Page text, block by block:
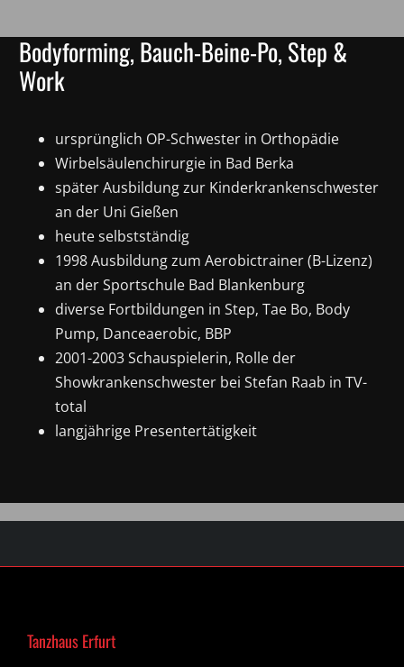
Bodyforming, Bauch-Beine-Po, Step &
Work
ursprünglich OP-Schwester in Orthopädie
Wirbelsäulenchirurgie in Bad Berka
später Ausbildung zur Kinderkrankenschwester
an der Uni Gießen
heute selbstständig
1998 Ausbildung zum Aerobictrainer (B-Lizenz)
an der Sportschule Bad Blankenburg
diverse Fortbildungen in Step‚ Tae Bo, Body
Pump, Danceaerobic, BBP
2001-2003 Schauspielerin, Rolle der
Showkrankenschwester bei Stefan Raab in TV-
total
langjährige Presentertätigkeit
Tanzhaus Erfurt